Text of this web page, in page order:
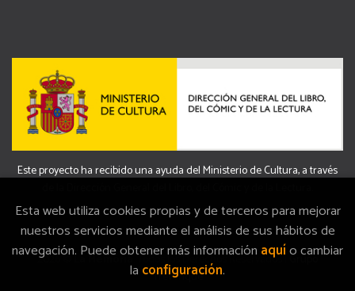
Este proyecto ha recibido una ayuda del Ministerio de Cultura, a través
2026 ©La Memòria. Todos los Derechos Reservados | Grupo
Trevenque
Esta web utiliza cookies propias y de terceros para mejorar
nuestros servicios mediante el análisis de sus hábitos de
navegación. Puede obtener más información aquío cambiar
la configuración.